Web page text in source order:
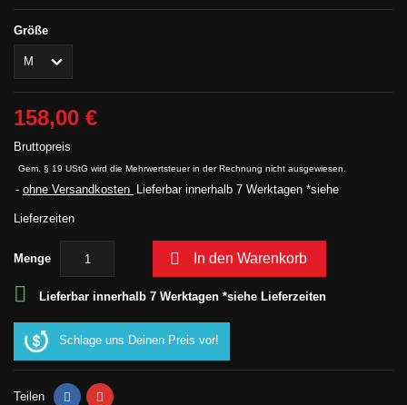
Größe
158,00 €
Bruttopreis
Gem. § 19 UStG wird die Mehrwertsteuer in der Rechnung nicht ausgewiesen.
ohne Versandkosten Lieferbar innerhalb 7 Werktagen *siehe
Lieferzeiten
Menge  In den Warenkorb
 Lieferbar innerhalb 7 Werktagen *siehe Lieferzeiten
Schlage uns Deinen Preis vor!
Teilen